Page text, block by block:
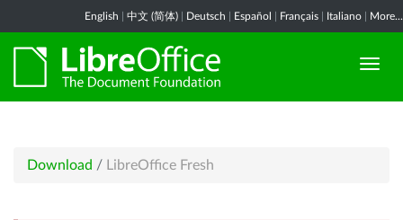
English 中文 (简体) Deutsch Español Français Italiano More...
Download / LibreOffice Fresh